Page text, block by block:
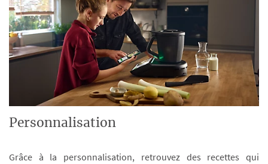
Personnalisation
Grâce à la personnalisation, retrouvez des recettes qui